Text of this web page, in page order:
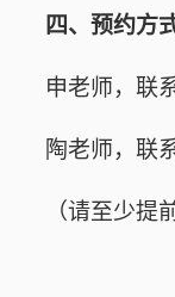
四、预约方
申老师，联
陶老师，联
（请至少提